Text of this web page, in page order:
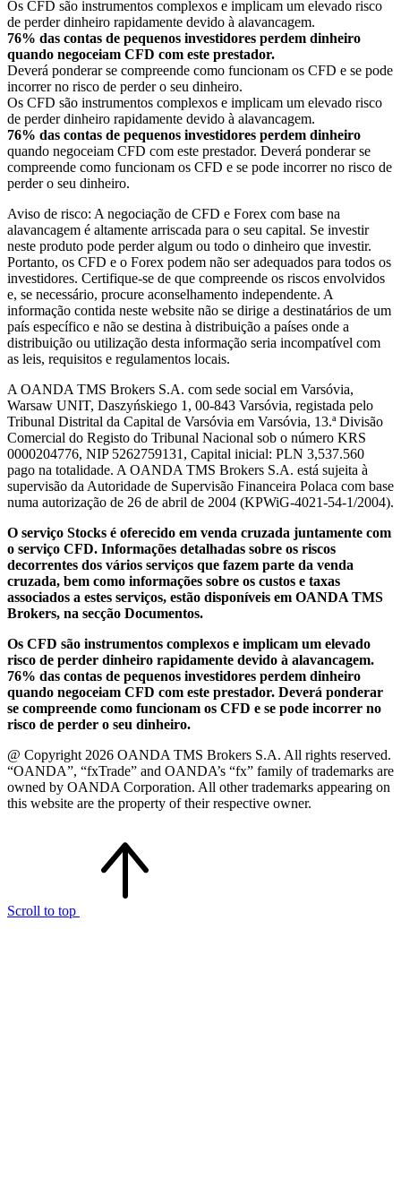
Os CFD são instrumentos complexos e implicam um elevado risco
de perder dinheiro rapidamente devido à alavancagem.
76% das contas de pequenos investidores perdem dinheiro
quando negoceiam CFD com este prestador.
Deverá ponderar se compreende como funcionam os CFD e se pode
incorrer no risco de perder o seu dinheiro.
Os CFD são instrumentos complexos e implicam um elevado risco
de perder dinheiro rapidamente devido à alavancagem.
76% das contas de pequenos investidores perdem dinheiro
quando negoceiam CFD com este prestador. Deverá ponderar se
compreende como funcionam os CFD e se pode incorrer no risco de
perder o seu dinheiro.
Aviso de risco: A negociação de CFD e Forex com base na
alavancagem é altamente arriscada para o seu capital. Se investir
neste produto pode perder algum ou todo o dinheiro que investir.
Portanto, os CFD e o Forex podem não ser adequados para todos os
investidores. Certifique-se de que compreende os riscos envolvidos
e, se necessário, procure aconselhamento independente. A
informação contida neste website não se dirige a destinatários de um
país específico e não se destina à distribuição a países onde a
distribuição ou utilização desta informação seria incompatível com
as leis, requisitos e regulamentos locais.
A OANDA TMS Brokers S.A. com sede social em Varsóvia,
Warsaw UNIT, Daszyńskiego 1, 00-843 Varsóvia, registada pelo
Tribunal Distrital da Capital de Varsóvia em Varsóvia, 13.ª Divisão
Comercial do Registo do Tribunal Nacional sob o número KRS
0000204776, NIP 5262759131, Capital inicial: PLN 3,537.560
pago na totalidade. A OANDA TMS Brokers S.A. está sujeita à
supervisão da Autoridade de Supervisão Financeira Polaca com base
numa autorização de 26 de abril de 2004 (KPWiG-4021-54-1/2004).
O serviço Stocks é oferecido em venda cruzada juntamente com
o serviço CFD. Informações detalhadas sobre os riscos
decorrentes dos vários serviços que fazem parte da venda
cruzada, bem como informações sobre os custos e taxas
associados a estes serviços, estão disponíveis em OANDA TMS
Brokers, na secção Documentos.
Os CFD são instrumentos complexos e implicam um elevado
risco de perder dinheiro rapidamente devido à alavancagem.
76% das contas de pequenos investidores perdem dinheiro
quando negoceiam CFD com este prestador. Deverá ponderar
se compreende como funcionam os CFD e se pode incorrer no
risco de perder o seu dinheiro.
@ Copyright 2026 OANDA TMS Brokers S.A. All rights reserved.
“OANDA”, “fxTrade” and OANDA’s “fx” family of trademarks are
owned by OANDA Corporation. All other trademarks appearing on
this website are the property of their respective owner.
Scroll to top